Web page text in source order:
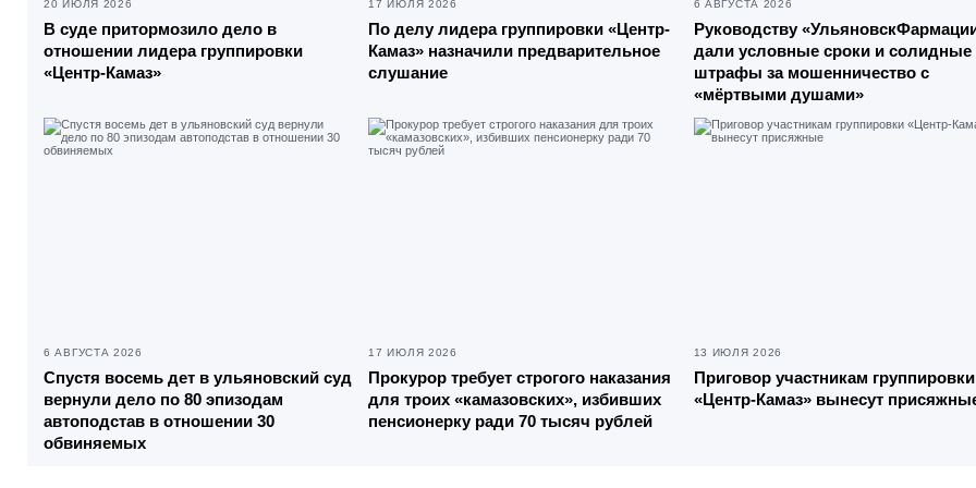
20 ИЮЛЯ 2026
В суде притормозило дело в
отношении лидера группировки
«Центр-Камаз»
17 ИЮЛЯ 2026
По делу лидера группировки «Центр-
Камаз» назначили предварительное
слушание
6 АВГУСТА 2026
Руководству
дали условные сроки и солидные
штрафы за мошенничество с
«мёртвыми душами»
6 АВГУСТА 2026
Спустя восемь дет в ульяновский суд
вернули дело по 80 эпизодам
автоподстав в отношении 30
обвиняемых
17 ИЮЛЯ 2026
Прокурор требует строгого наказания
для троих «камазовских», избивших
пенсионерку ради 70 тысяч рублей
13 ИЮЛЯ 2026
Приговор участникам группировки
«Центр-Камаз» вынесут